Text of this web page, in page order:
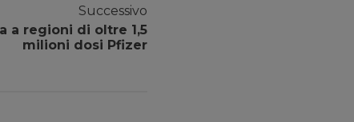
Successivo
a regioni di oltre 1,5
milioni dosi Pfizer